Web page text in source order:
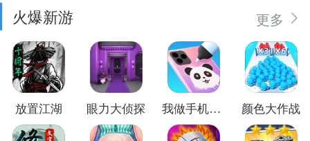
火爆新游 更多
放置江湖 眼力大侦探 我做手机壳特好看 颜色大作战